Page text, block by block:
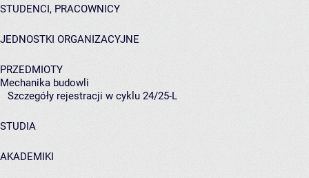
STUDENCI, PRACOWNICY
JEDNOSTKI ORGANIZACYJNE
PRZEDMIOTY
Mechanika budowli
Szczegóły rejestracji w cyklu 24/25-L
STUDIA
AKADEMIKI